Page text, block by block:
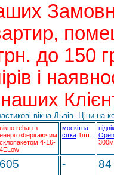
до 150
і
вікна Львів. Ціни на
вікно rehau з
енергозберігаючим
склопакетом 4-16-
4ELow
москітна
сітка 1шт.
605 - 84